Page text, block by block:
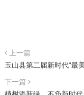
上一篇
玉山县第二届新时代“最
下一篇